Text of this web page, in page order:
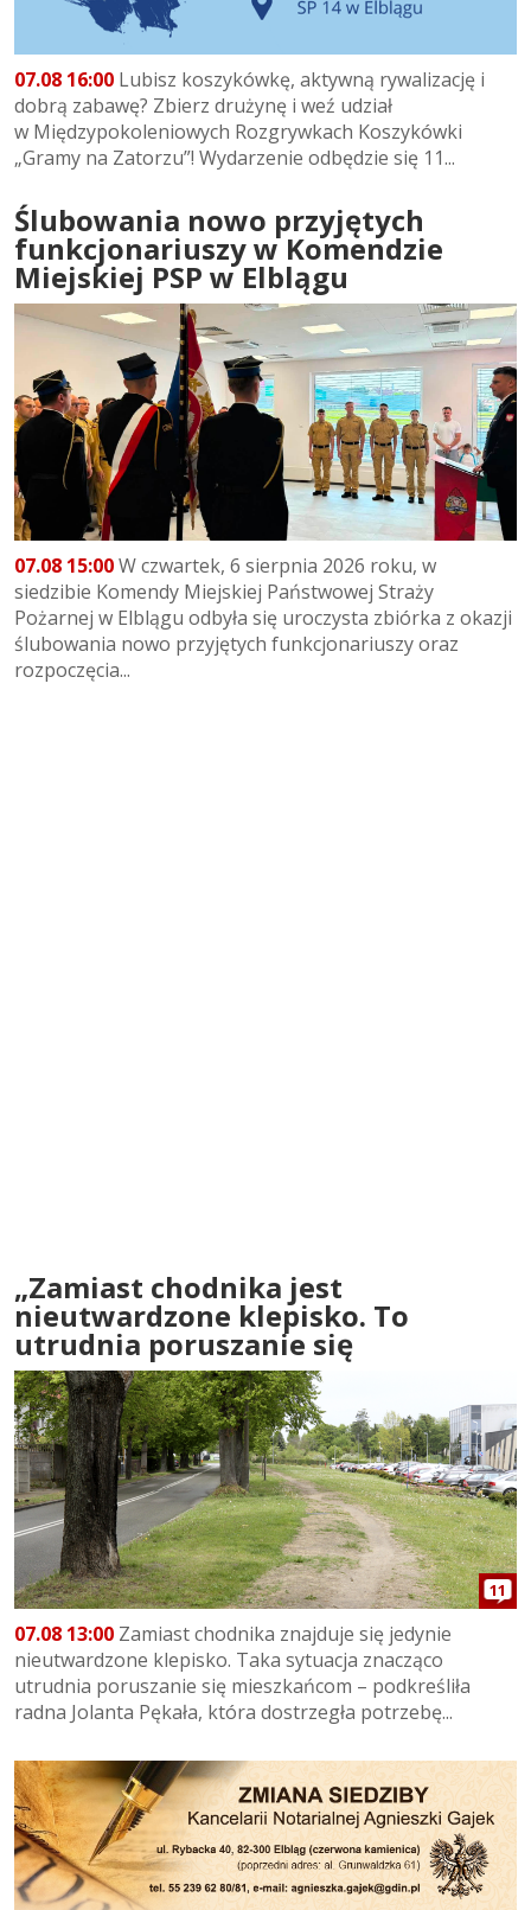
07.08 16:00 Lubisz koszykówkę, aktywną rywalizację i
dobrą zabawę? Zbierz drużynę i weź udział
w Międzypokoleniowych Rozgrywkach Koszykówki
„Gramy na Zatorzu”! Wydarzenie odbędzie się 11...
Ślubowania nowo przyjętych
funkcjonariuszy w Komendzie
Miejskiej PSP w Elblągu
07.08 15:00W czwartek, 6 sierpnia 2026 roku, w
siedzibie Komendy Miejskiej Państwowej Straży
Pożarnej w Elblągu odbyła się uroczysta zbiórka z okazji
ślubowania nowo przyjętych funkcjonariuszy oraz
rozpoczęcia...
„Zamiast chodnika jest
nieutwardzone klepisko. To
utrudnia poruszanie się
11
07.08 13:00 Zamiast chodnika znajduje się jedynie
nieutwardzone klepisko. Taka sytuacja znacząco
utrudnia poruszanie się mieszkańcom – podkreśliła
radna Jolanta Pękała, która dostrzegła potrzebę...